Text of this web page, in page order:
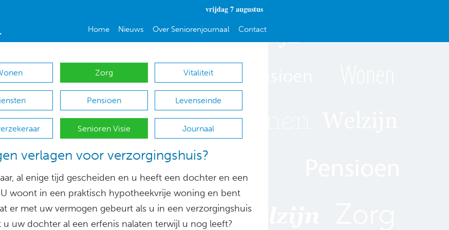
vrijdag 7 augustus
Home Nieuws Over Seniorenjournaal Contact
Zorg Vitaliteit
Pensioen Levenseinde
Senioren Visie Journaal
verlagen voor verzorgingshuis?
al enige tijd gescheiden en u heeft een dochter en een
woont in een praktisch hypotheekvrije woning en bent
er met uw vermogen gebeurt als u in een verzorgingshuis
u uw dochter al een erfenis nalaten terwijl u nog leeft?